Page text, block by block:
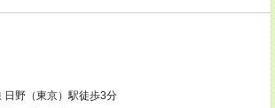
野（東京）駅徒歩3分